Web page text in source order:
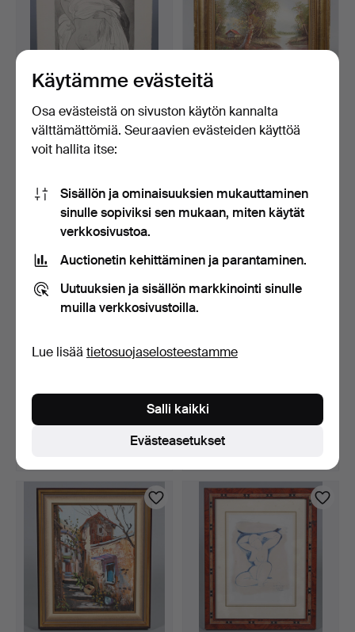
Eroottinen esitys Charles
Martinin mukaan.
6 päivää
58 USD
TALO JOEN RANNALLA,
signeerattu.
93 USD
SIGNEERATTU.
6 päivää
Martinin mukaan.
Arvio
Käytämme evästeitä
Osa evästeistä on sivuston käytön kannalta
välttämättömiä. Seuraavien evästeiden käyttöä
voit hallita itse:
Sisällön ja ominaisuuksien mukauttaminen
sinulle sopiviksi sen mukaan, miten käytät
verkkosivustoa.
Auctionetin kehittäminen ja parantaminen.
Uutuuksien ja sisällön markkinointi sinulle
muilla verkkosivustoilla.
Lue lisää tietosuojaselosteestamme
Evästeasetukset
Salli kaikki